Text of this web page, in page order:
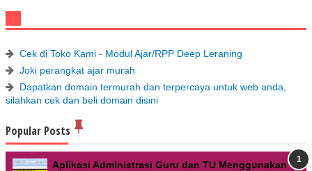
Cek di Toko Kami - Modul Ajar/RPP Deep Leraning
Joki perangkat ajar murah
Dapatkan domain termurah dan terpercaya untuk web anda,
silahkan cek dan beli domain disini
Popular Posts
Aplikasi Administrasi Guru dan TU Menggunakan